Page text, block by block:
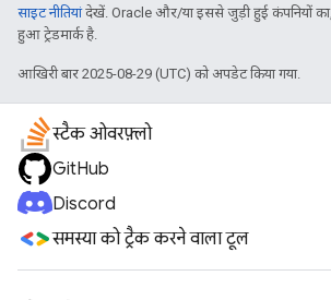
साइट नीतियांदेखें. Oracle और/या इससे जुड़ी हुई कंपनियों
हुआ ट्रेडमार्क है.
आखिरी बार 2025-08-29 (UTC) को अपडेट किया गया.
स्टैक ओवरफ़्लो
GitHub
Discord
समस्या को ट्रैक करने वाला टूल